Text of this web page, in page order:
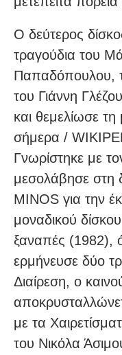
Ο δεύτερος
τραγούδια του
Παπαδόπουλου,
του Γιάννη
και θεμελίωσε τη
σήμερα /
Γνωρίστηκε με
μεσολάβησε στη
ΜΙΝΟS για την
μοναδικού
ξαναπές (1982),
ερμήνευσε δύο
Διαίρεση, ο
με τα
του Νικόλα